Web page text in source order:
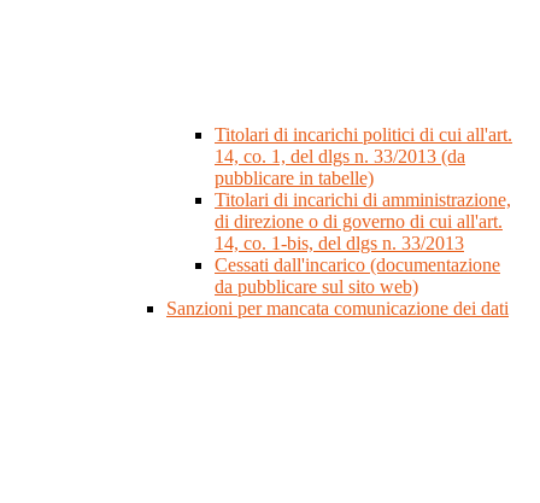
Titolari di incarichi politici di cui all'art.
14, co. 1, del dlgs n. 33/2013 (da
pubblicare in tabelle)
Titolari di incarichi di amministrazione,
di direzione o di governo di cui all'art.
14, co. 1-bis, del dlgs n. 33/2013
Cessati dall'incarico (documentazione
da pubblicare sul sito web)
Sanzioni per mancata comunicazione dei dati